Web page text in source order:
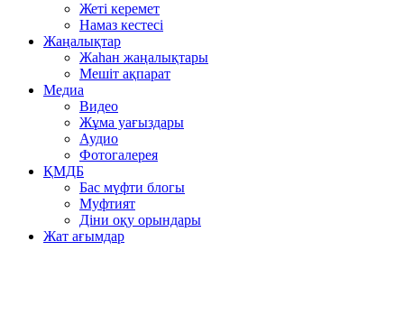
Жеті керемет
Намаз кестесі
Жаңалықтар
Жаһан жаңалықтары
Мешіт ақпарат
Медиа
Видео
Жұма уағыздары
Аудио
Фотогалерея
ҚМДБ
Бас мүфти блогы
Муфтият
Діни оқу орындары
Жат ағымдар